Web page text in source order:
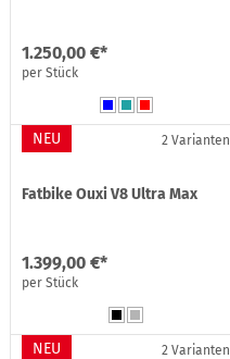
1.250,00 €*
per Stück
2 Varianten
NEU
Fatbike Ouxi V8 Ultra Max
1.399,00 €*
per Stück
2 Varianten
NEU